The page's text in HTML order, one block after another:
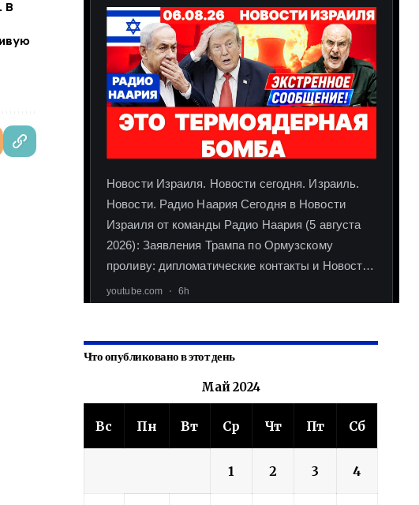
В
Что опубликовано в этот день
Май 2024
Вс Пн Вт Ср Чт Пт Сб
1 2 3 4